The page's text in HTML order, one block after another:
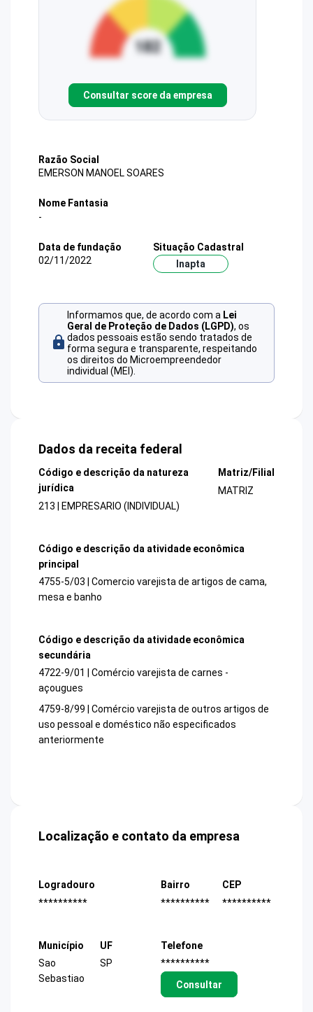
Consultar score da empresa
Razão Social
EMERSON MANOEL SOARES
Nome Fantasia
-
Data de fundação
02/11/2022
Situação Cadastral
Inapta
Informamos que, de acordo com a Lei
Geral de Proteção de Dados (LGPD), os
dados pessoais estão sendo tratados de
forma segura e transparente, respeitando
os direitos do Microempreendedor
individual (MEI).
Dados da receita federal
Código e descrição da natureza
jurídica
213 | EMPRESARIO (INDIVIDUAL)
Matriz/Filial
MATRIZ
Código e descrição da atividade econômica
principal
4755-5/03 | Comercio varejista de artigos de cama,
mesa e banho
Código e descrição da atividade econômica
secundária
4722-9/01 | Comércio varejista de carnes -
açougues
4759-8/99 | Comércio varejista de outros artigos de
uso pessoal e doméstico não especificados
anteriormente
Localização e contato da empresa
Logradouro
**********
Bairro
**********
CEP
**********
Município
Sao
Sebastiao
UF
SP
Telefone
**********
Consultar